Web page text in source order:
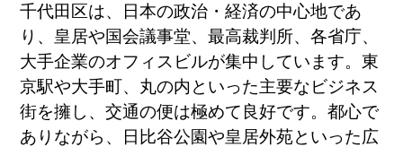
千代田区は、日本の政治・経済の中心地であ
り、皇居や国会議事堂、最高裁判所、各省庁、
大手企業のオフィスビルが集中しています。東
京駅や大手町、丸の内といった主要なビジネス
街を擁し、交通の便は極めて良好です。都心で
ありながら、日比谷公園や皇居外苑といった広